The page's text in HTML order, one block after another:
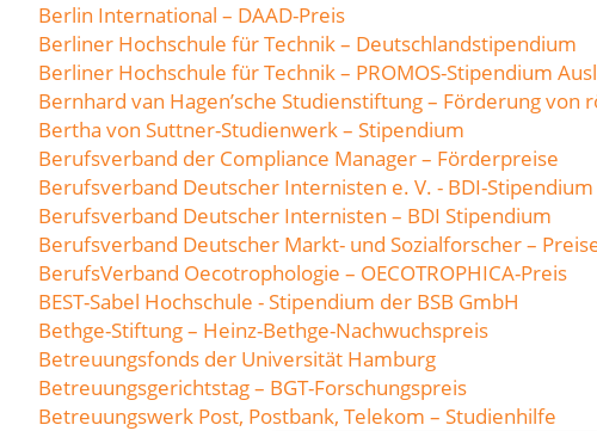
Berlin International – DAAD-Preis
Berliner Hochschule für Technik – Deutschlandstipendium
Berliner Hochschule für Technik – PROMOS-Stipendium
Bernhard van Hagen’sche Studienstiftung – Förderung von
Bertha von Suttner-Studienwerk – Stipendium
Berufsverband der Compliance Manager – Förderpreise
Berufsverband Deutscher Internisten e. V. - BDI-Stipendium
Berufsverband Deutscher Internisten – BDI Stipendium
Berufsverband Deutscher Markt- und Sozialforscher –
BerufsVerband Oecotrophologie – OECOTROPHICA-Preis
BEST-Sabel Hochschule - Stipendium der BSB GmbH
Bethge-Stiftung – Heinz-Bethge-Nachwuchspreis
Betreuungsfonds der Universität Hamburg
Betreuungsgerichtstag – BGT-Forschungspreis
Betreuungswerk Post, Postbank, Telekom – Studienhilfe